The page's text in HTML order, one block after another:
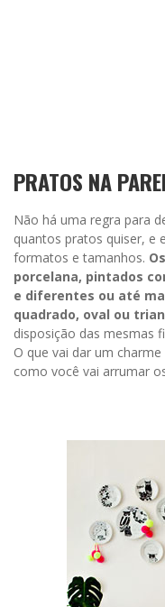
PRATOS NA
Não há uma regra para
quantos pratos quiser, e
formatos e tamanhos.
porcelana, pintados
e diferentes ou até
quadrado, oval ou
disposição das mesmas
O que vai dar um
como você vai arrumar